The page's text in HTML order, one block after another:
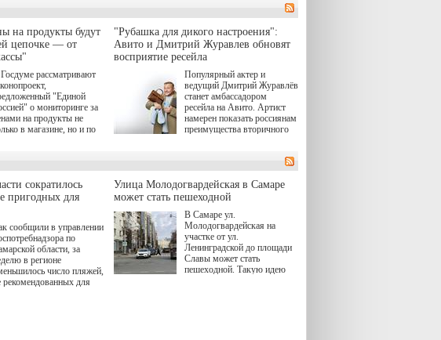
романа
Лукьяненко. Главные
в проекте исполнили
Кошман, Полина
Вероника
Олег Савостюк,
Рогожан, Кузьма
Никита
Елисей
Александра
Ника Жукова, а
в роли родителей.
постановщик
— Егор Чичканов
"Комбинация", "И
target="_blank">"Холод"
</a> (18+) останется только
на экране — весь август по
четвергам продолжат
выходить новые эпизоды
сериала, в котором
беспощадным возмездием в
духе графа Монте-Кристо
занимается наша
современница.
на продукты будут
цепочке — от
рассматривают
"Единой
о мониторинге за
на продукты не
в магазине, но и по
было понятно,
именно цена "поехала"
и кто её разогнал.
"Рубашка для дикого настроения":
Авито и Дмитрий Журавлев обновят
восприятие ресейла
Популярный актер и
ведущий Дмитрий Журавлёв
станет амбассадором
ресейла на Авито. Артист
намерен показать россиянам
преимущества вторичного
для современного и умного
человека.
сократилось
пригодных для
сообщили в управлении
по
области, за
в регионе
число пляжей,
рекомендованных для
Улица Молодогвардейская в Самаре
может стать пешеходной
В Самаре ул.
Молодогвардейская на
участке от ул.
Ленинградской до площади
Славы может стать
пешеходной. Такую идею